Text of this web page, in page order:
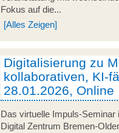
Fokus auf die...
[Alles Zeigen]
Digitalisierung zu
kollaborativen, KI-
28.01.2026, Online
Das virtuelle Impuls-
Digital Zentrum Bremen-